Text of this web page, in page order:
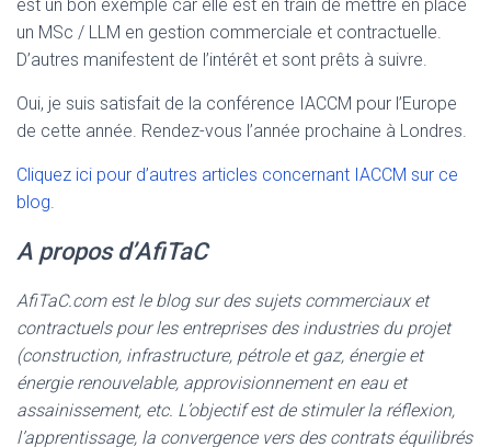
est un bon exemple car elle est en train de mettre en place
un MSc / LLM en gestion commerciale et contractuelle.
D’autres manifestent de l’intérêt et sont prêts à suivre.
Oui, je suis satisfait de la conférence IACCM pour l’Europe
de cette année. Rendez-vous l’année prochaine à Londres.
Cliquez ici pour d’autres articles concernant IACCM sur ce
blog.
A propos d’AfiTaC
AfiTaC.com est le blog sur des sujets commerciaux et
contractuels pour les entreprises des industries du projet
(construction, infrastructure, pétrole et gaz, énergie et
énergie renouvelable, approvisionnement en eau et
assainissement, etc. L’objectif est de stimuler la réflexion,
l’apprentissage, la convergence vers des contrats équilibrés